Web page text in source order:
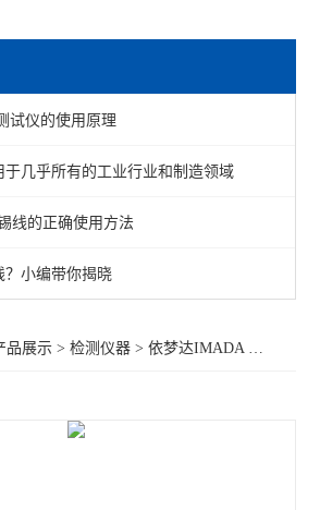
试仪的使用原理
几乎所有的工业行业和制造领域
线的正确使用方法
？小编带你揭晓
品展示 >检测仪器 >依梦达IMADA>IMAD测力计ZTS-2N,依梦达测力计ZTS-2N，ZTS-2N